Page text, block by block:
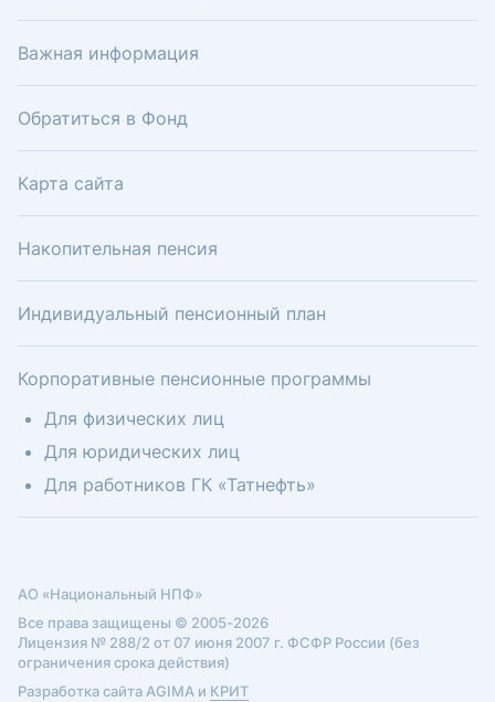
Важная информация
Обратиться в Фонд
Карта сайта
Накопительная пенсия
Индивидуальный пенсионный план
Корпоративные пенсионные программы
Для физических лиц
Для юридических лиц
Для работников ГК «Татнефть»
АО «Национальный НПФ»
Все права защищены © 2005-2026
Лицензия № 288/2 от 07 июня 2007 г. ФСФР России (без
ограничения срока действия)
Разработка сайта AGIMA и КРИТ